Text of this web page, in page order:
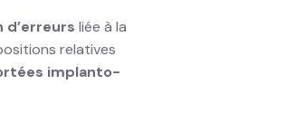
d’erreurs liée à la
relatives
implanto-